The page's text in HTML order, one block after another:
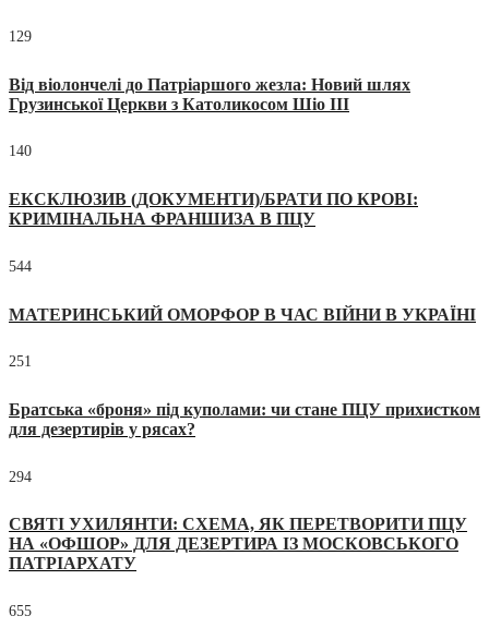
129
Від віолончелі до Патріаршого жезла: Новий шлях
Грузинської Церкви з Католикосом Шіо III
140
ЕКСКЛЮЗИВ (ДОКУМЕНТИ)/БРАТИ ПО КРОВІ:
КРИМІНАЛЬНА ФРАНШИЗА В ПЦУ
544
МАТЕРИНСЬКИЙ ОМОРФОР В ЧАС ВІЙНИ В УКРАЇНІ
251
Братська «броня» під куполами: чи стане ПЦУ прихистком
для дезертирів у рясах?
294
СВЯТІ УХИЛЯНТИ: СХЕМА, ЯК ПЕРЕТВОРИТИ ПЦУ
НА «ОФШОР» ДЛЯ ДЕЗЕРТИРА ІЗ МОСКОВСЬКОГО
ПАТРІАРХАТУ
655